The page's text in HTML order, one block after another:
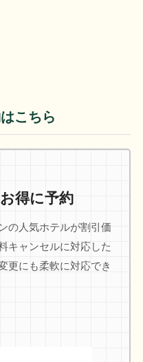
こちら
得に予約
の人気ホテルが割引価
キャンセルに対応した
更にも柔軟に対応でき